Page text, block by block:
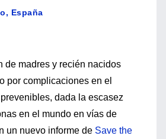
España
de madres y recién nacidos
por complicaciones en el
dada la escasez
en el mundo en vías de
un nuevo informe de Save the